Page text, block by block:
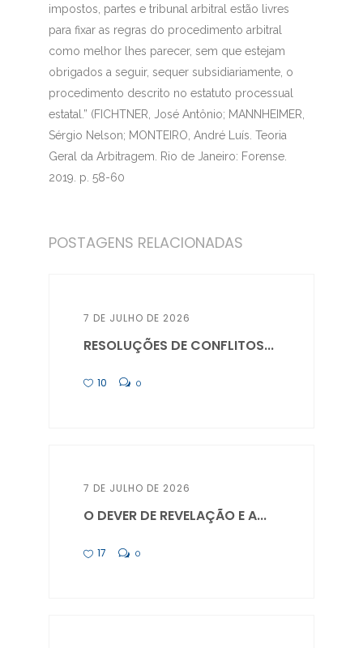
impostos, partes e tribunal arbitral estão livres
para fixar as regras do procedimento arbitral
como melhor lhes parecer, sem que estejam
obrigados a seguir, sequer subsidiariamente, o
procedimento descrito no estatuto processual
estatal.” (FICHTNER, José Antônio; MANNHEIMER,
Sérgio Nelson; MONTEIRO, André Luís. Teoria
Geral da Arbitragem. Rio de Janeiro: Forense.
2019. p. 58-60
POSTAGENS RELACIONADAS
7 DE JULHO DE 2026
RESOLUÇÕES DE CONFLITOS...
10 0
7 DE JULHO DE 2026
O DEVER DE REVELAÇÃO E A...
17 0